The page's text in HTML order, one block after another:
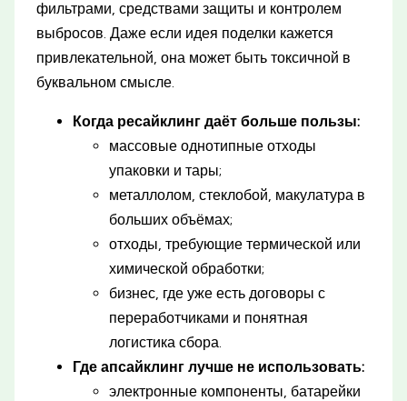
фильтрами, средствами защиты и контролем
выбросов. Даже если идея поделки кажется
привлекательной, она может быть токсичной в
буквальном смысле.
Когда ресайклинг даёт больше пользы:
массовые однотипные отходы
упаковки и тары;
металлолом, стеклобой, макулатура в
больших объёмах;
отходы, требующие термической или
химической обработки;
бизнес, где уже есть договоры с
переработчиками и понятная
логистика сбора.
Где апсайклинг лучше не использовать:
электронные компоненты, батарейки